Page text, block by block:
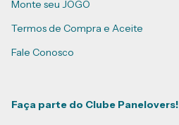
Monte seu JOGO
Termos de Compra e Aceite
Fale Conosco
Faça parte do Clube Panelovers!